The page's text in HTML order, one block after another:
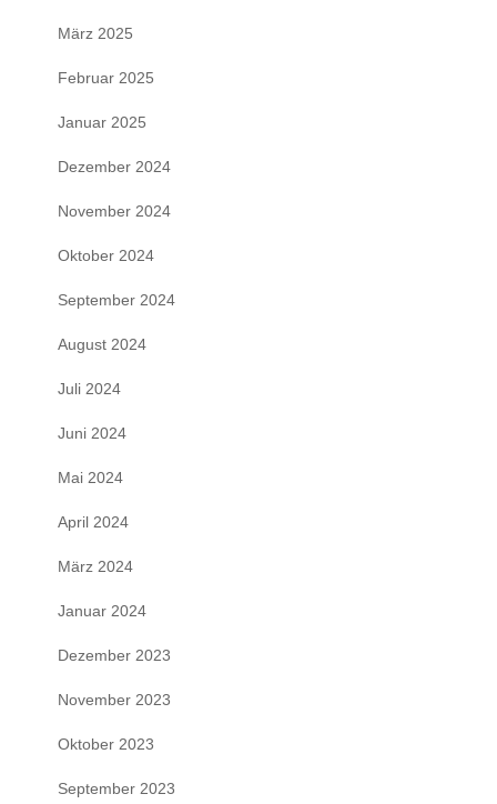
März 2025
Februar 2025
Januar 2025
Dezember 2024
November 2024
Oktober 2024
September 2024
August 2024
Juli 2024
Juni 2024
Mai 2024
April 2024
März 2024
Januar 2024
Dezember 2023
November 2023
Oktober 2023
September 2023